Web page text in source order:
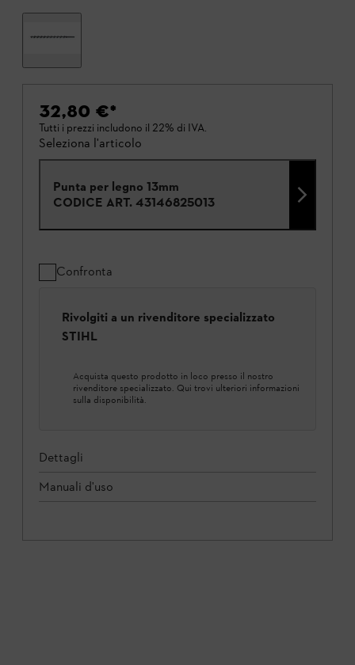
32,80 €*
Tutti i prezzi includono il 22% di IVA.
Seleziona l'articolo
Punta per legno 13mm
CODICE ART. 43146825013
Confronta
Rivolgiti a un rivenditore specializzato
STIHL
Acquista questo prodotto in loco presso il nostro
rivenditore specializzato. Qui trovi ulteriori informazioni
sulla disponibilità.
Dettagli
Manuali d'uso